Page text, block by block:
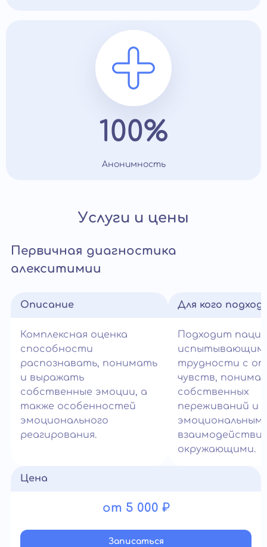
100%
Анонимность
Услуги и цены
Первичная диагностика
алекситимии
Описание
Комплексная оценка
способности
распознавать, понимать
и выражать
собственные эмоции, а
также особенностей
эмоционального
реагирования.
Для кого
Подходит
испытывающим
трудности с
чувств,
собственных
переживаний и
эмоциональным
окружающими.
Цена
от 5 000 ₽
Записатьcя